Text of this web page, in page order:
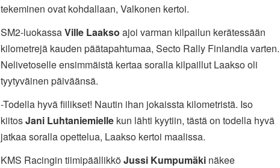
tekeminen ovat kohdallaan, Valkonen kertoi.
SM2-luokassaVille Laakso ajoi varman kilpailun kerätessään
kilometrejä kauden päätapahtumaa, Secto Rally Finlandia varten.
Nelivetoselle ensimmäistä kertaa soralla kilpaillut Laakso oli
tyytyväinen päiväänsä.
-Todella hyvä fiilikset! Nautin ihan jokaissta kilometristä. Iso
kiitosJani Luhtaniemiellekun lähti kyytiin, tästä on todella hyvä
jatkaa soralla opettelua, Laakso kertoi maalissa.
KMS Racingin tiimipäällikköJussi Kumpumäkinäkee